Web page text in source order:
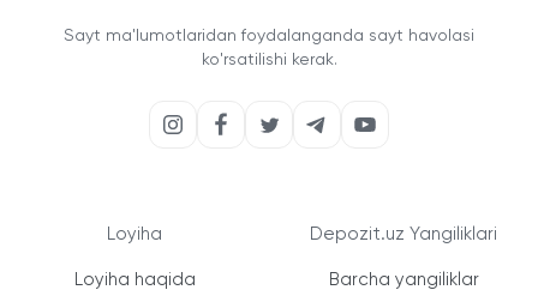
Sayt ma'lumotlaridan foydalanganda sayt havolasi
ko'rsatilishi kerak.
Loyiha
Loyiha haqida
Depozit.uz Yangiliklari
Barcha yangiliklar